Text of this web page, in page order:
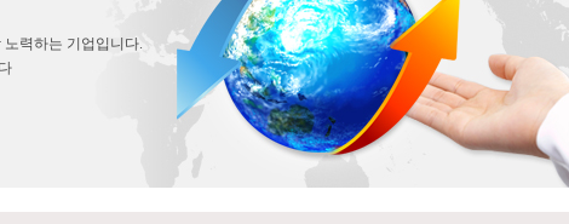
력하는 기업입니다.